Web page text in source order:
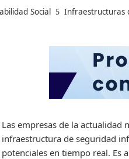
Social Infraestructuras
Las empresas de la
infraestructura de seguridad
potenciales en tiempo real. Es